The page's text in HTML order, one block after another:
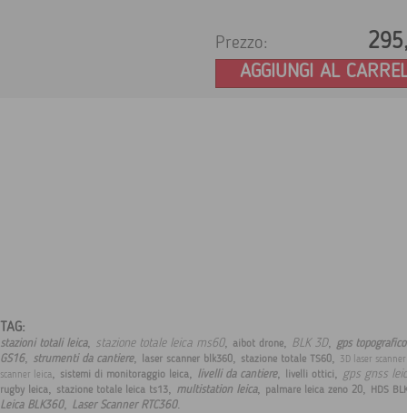
Prezzo:
AGGIUNGI AL
TAG:
stazioni totali leica, stazione totale leica ms60, aibot drone, BLK 3D, gps
GS16, strumenti da cantiere, laser scanner blk360, stazione totale TS60,
3D laser
scanner leica, sistemi di monitoraggio leica, livelli da cantiere, livelli ottici, gps gnss
rugby leica, stazione totale leica ts13, multistation leica, palmare leica zeno 20, HDS
Leica BLK360, Laser Scanner RTC360.